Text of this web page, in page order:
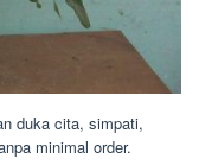
duka cita, simpati,
minimal order.